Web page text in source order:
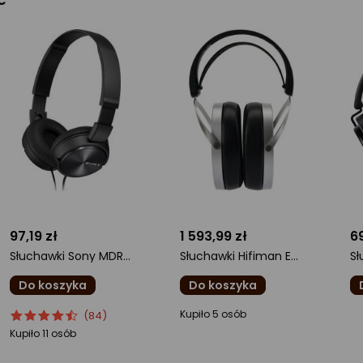
97,19 zł
Słuchawki Sony MDR-ZX310B
Do koszyka
ocena
produktu
Ocena
produktu
(84)
Kupiło 11 osób
1 593,99 zł
Słuchawki Hifiman Edition XV - Słuchawki planarne otwarte
Do koszyka
ocena
Kupiło 5 osób